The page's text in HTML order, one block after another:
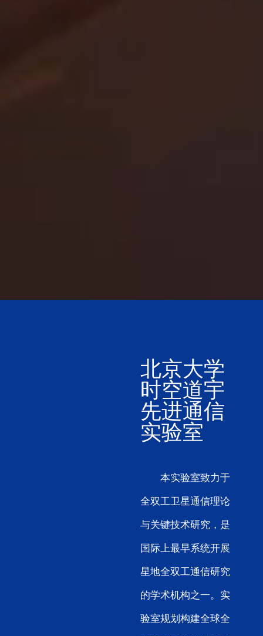
北京大学
时空道宇
先进通信
实验室
本实验室致力于
全双工卫星通信理论
与关键技术研究，是
国际上最早系统开展
星地全双工通信研究
的学术机构之一。实
验室规划构建全球全